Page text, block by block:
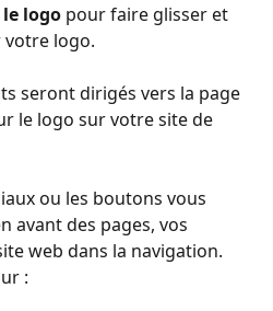
logo pour faire glisser et
logo.
seront dirigés vers la page
le logo sur votre site de
ou les boutons vous
avant des pages, vos
web dans la navigation.
: